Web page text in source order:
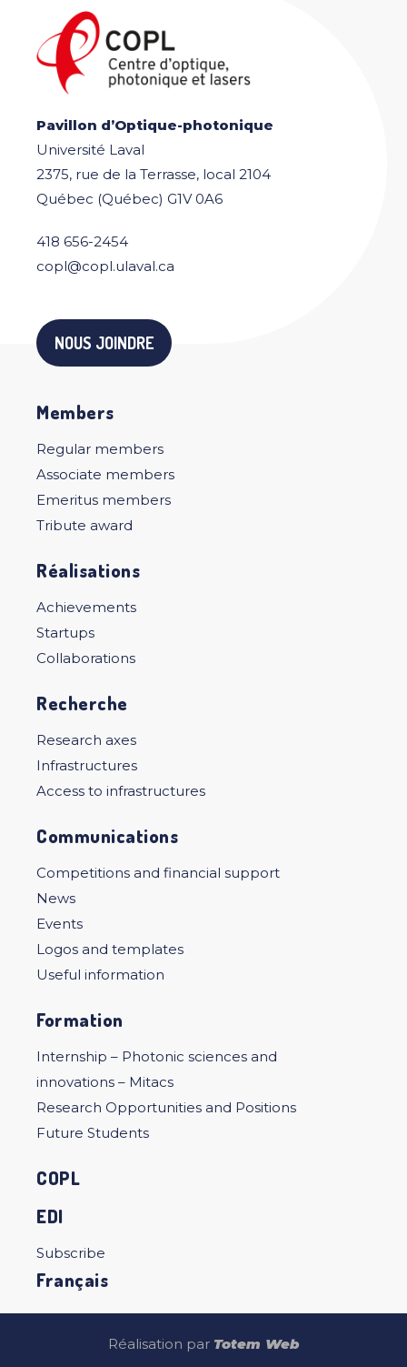
Pavillon d’Optique-photonique
Université Laval
2375, rue de la Terrasse, local 2104
Québec (Québec) G1V 0A6
418 656-2454
copl@copl.ulaval.ca
NOUS JOINDRE
Members
Regular members
Associate members
Emeritus members
Tribute award
Réalisations
Achievements
Startups
Collaborations
Recherche
Research axes
Infrastructures
Access to infrastructures
Communications
Competitions and financial support
News
Events
Logos and templates
Useful information
Formation
Internship – Photonic sciences and
innovations – Mitacs
Research Opportunities and Positions
Future Students
COPL
EDI
Subscribe
Français
Réalisation par Totem Web